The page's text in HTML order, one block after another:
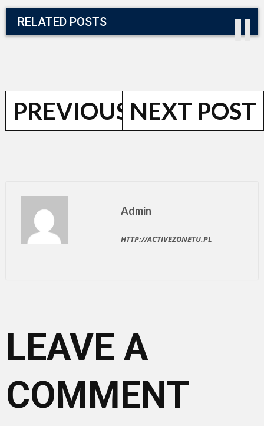
RELATED POSTS
POST
PREVIOUS POSTNEXT POST
Admin
HTTP://ACTIVEZONETU.PL
LEAVE A
COMMENT